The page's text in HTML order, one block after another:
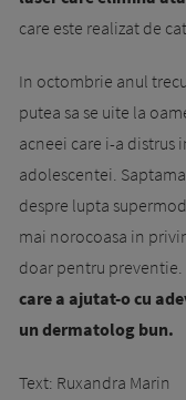
care este realizat de
In octombrie anul
putea sa se uite la
acneei care i-a distrus
adolescentei.
despre lupta
mai norocoasa in
doar pentru preventie.
care a ajutat-o cu
un dermatolog bun.
Text: Ruxandra Marin